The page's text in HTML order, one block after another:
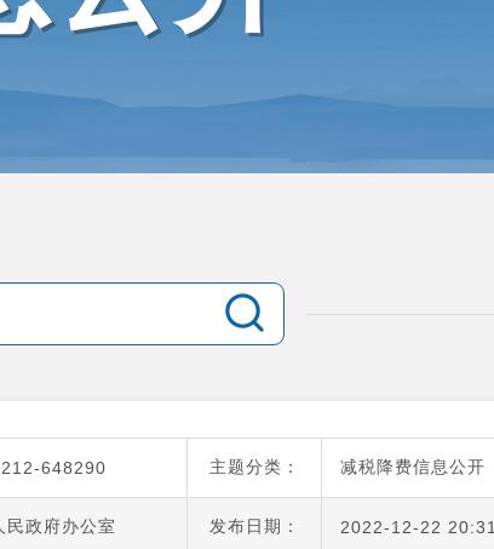
648290 主题分类： 减税降费信息公开
政府办公室 发布日期： 2022-12-22 20:31